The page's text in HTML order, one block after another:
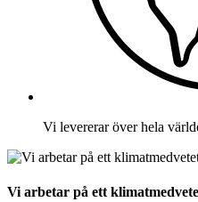
Vi levererar över hela
Vi arbetar på ett